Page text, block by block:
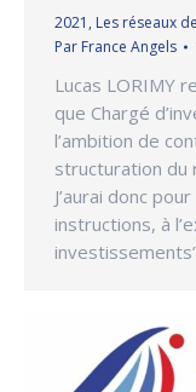
2021 , Les réseaux
Par France Angels
Lucas LORIMY
que Chargé
l’ambition de
structuration du
J’aurai donc
instructions, à